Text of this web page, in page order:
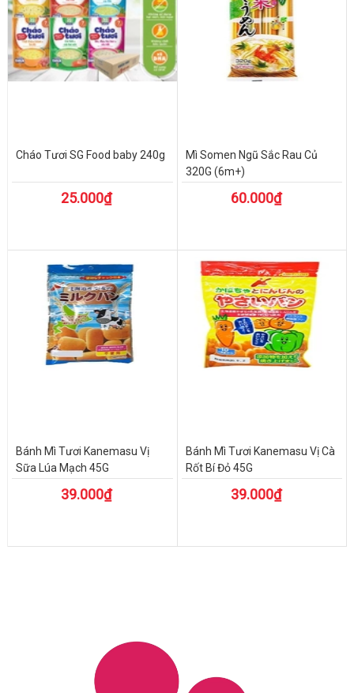
Cháo Tươi SG Food baby 240g
25.000₫
Mì Somen Ngũ Sắc Rau Củ
320G (6m+)
60.000₫
Bánh Mì Tươi Kanemasu Vị
Sữa Lúa Mạch 45G
39.000₫
Bánh Mì Tươi Kanemasu Vị Cà
Rốt Bí Đỏ 45G
39.000₫